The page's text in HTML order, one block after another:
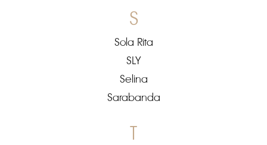
S
Sola Rita
SLY
Selina
Sarabanda
T